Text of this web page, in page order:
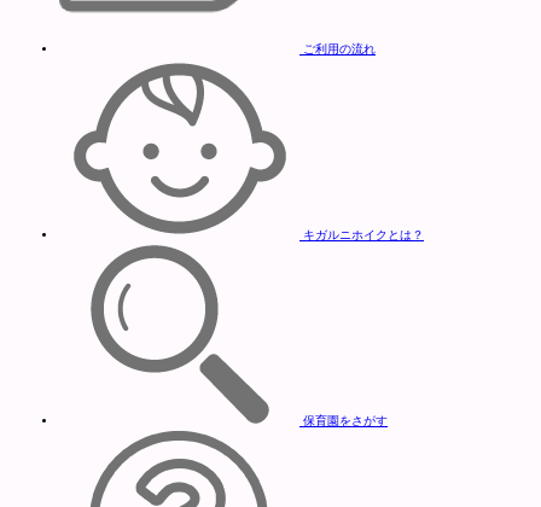
ご利用の流れ
キガルニホイクとは？
保育園をさがす